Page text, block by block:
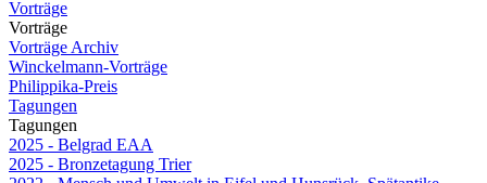
Vorträge
Vorträge
Vorträge Archiv
Winckelmann-Vorträge
Philippika-Preis
Tagungen
Tagungen
2025 - Belgrad EAA
2025 - Bronzetagung Trier